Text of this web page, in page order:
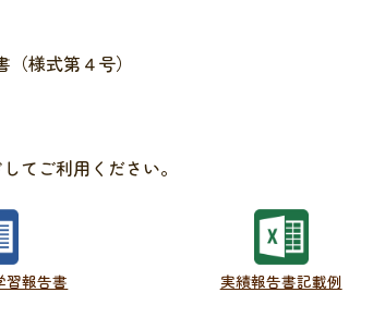
様式第４号）
てご利用ください。
報告書 実績報告書記載例